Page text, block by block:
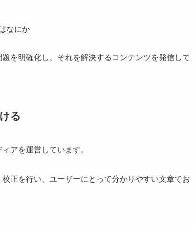
なにか
を明確化し、それを解決するコンテンツを発信して
る
アを運営しています。
正を行い、ユーザーにとって分かりやすい文章でお